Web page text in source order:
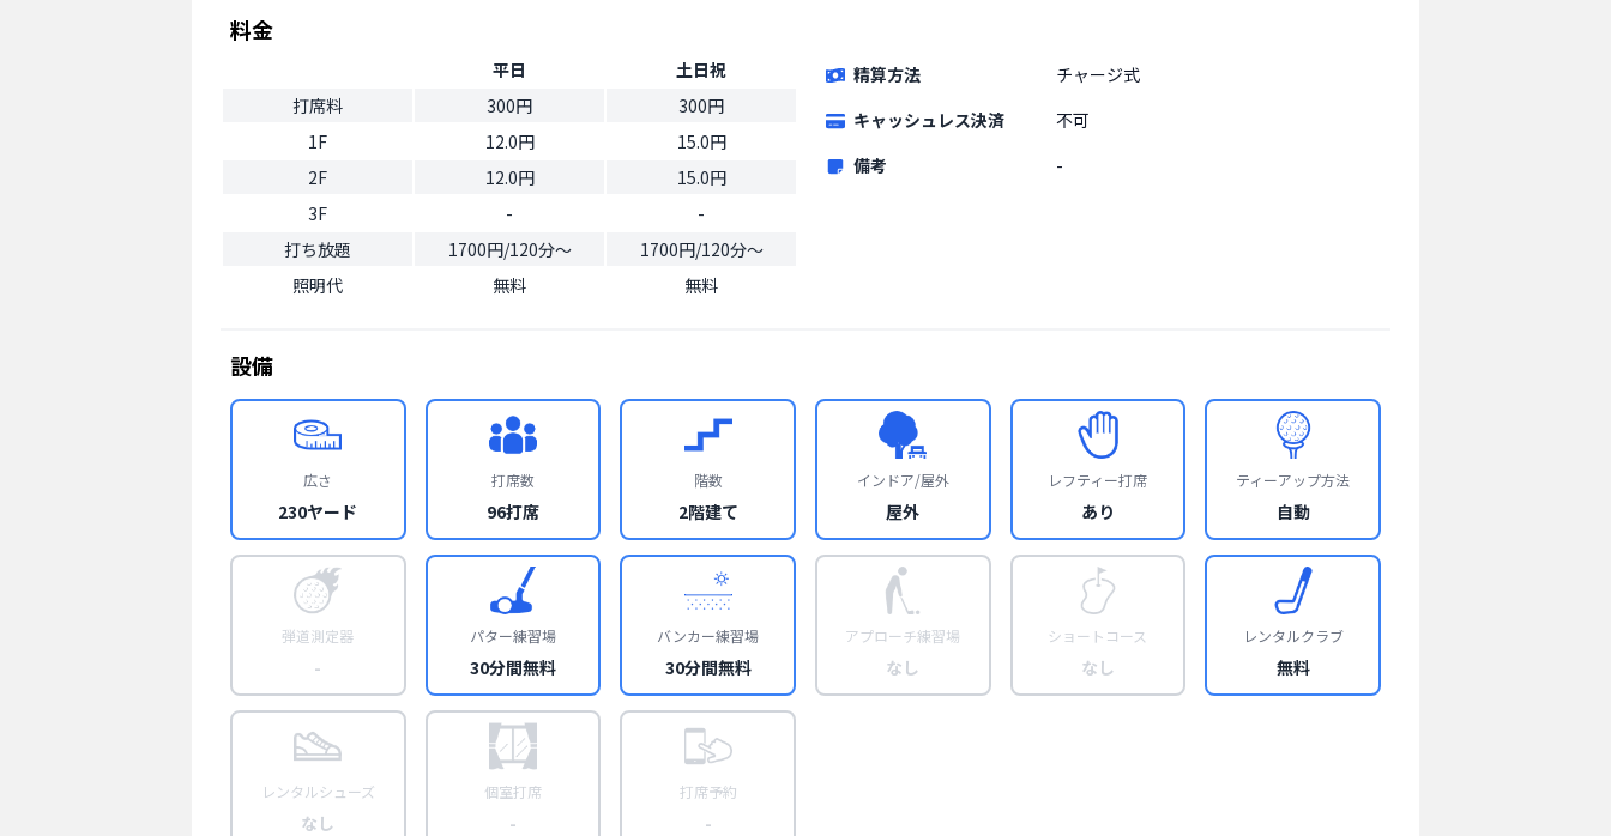
料金
平日
土日祝
打席料
300円
300円
1F
12.0円
15.0円
2F
12.0円
15.0円
3F
-
-
打ち放題
1700円/120分〜
1700円/120分〜
照明代
無料 無料
精算方法
チャージ式
キャッシュレス決済
不可
備考
-
設備
広さ
230ヤード
打席数
96打席
階数
2階建て
インドア/屋外
屋外
レフティー打席
あり
ティーアップ方法
自動
弾道測定器
-
パター練習場
30分間無料
バンカー練習場
30分間無料
アプローチ練習場
なし
ショートコース
なし
レンタルクラブ
無料
レンタルシューズ
なし
個室打席
-
打席予約
-